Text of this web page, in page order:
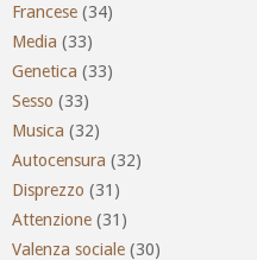
Francese (34)
Media (33)
Genetica (33)
Sesso (33)
Musica (32)
Autocensura (32)
Disprezzo (31)
Attenzione (31)
Valenza sociale (30)